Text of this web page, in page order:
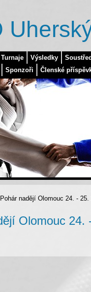
Turnaje Výsledky
Sponzoři Členské
Pohár nadějí Olomouc 24. - 25.
Olomouc 24.